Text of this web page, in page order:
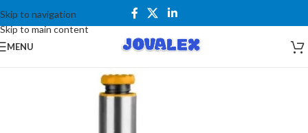
Skip to navigation
Skip to main content
MENU